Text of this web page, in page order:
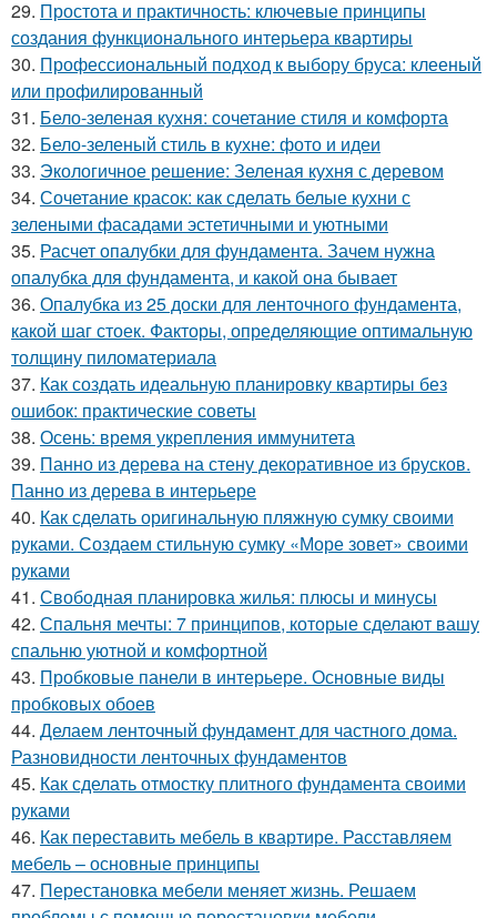
29. Простота и практичность: ключевые принципы
создания функционального интерьера квартиры
30. Профессиональный подход к выбору бруса: клееный
или профилированный
31. Бело-зеленая кухня: сочетание стиля и комфорта
32. Бело-зеленый стиль в кухне: фото и идеи
33. Экологичное решение: Зеленая кухня с деревом
34. Сочетание красок: как сделать белые кухни с
зелеными фасадами эстетичными и уютными
35. Расчет опалубки для фундамента. Зачем нужна
опалубка для фундамента, и какой она бывает
36. Опалубка из 25 доски для ленточного фундамента,
какой шаг стоек. Факторы, определяющие оптимальную
толщину пиломатериала
37. Как создать идеальную планировку квартиры без
ошибок: практические советы
38. Осень: время укрепления иммунитета
39. Панно из дерева на стену декоративное из брусков.
Панно из дерева в интерьере
40. Как сделать оригинальную пляжную сумку своими
руками. Создаем стильную сумку «Море зовет» своими
руками
41. Свободная планировка жилья: плюсы и минусы
42. Спальня мечты: 7 принципов, которые сделают вашу
спальню уютной и комфортной
43. Пробковые панели в интерьере. Основные виды
пробковых обоев
44. Делаем ленточный фундамент для частного дома.
Разновидности ленточных фундаментов
45. Как сделать отмостку плитного фундамента своими
руками
46. Как переставить мебель в квартире. Расставляем
мебель – основные принципы
47. Перестановка мебели меняет жизнь. Решаем